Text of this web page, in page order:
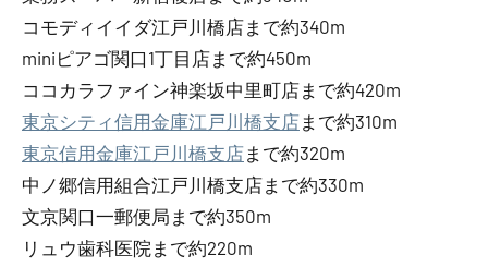
コモディイイダ江戸川橋店まで約340m
miniピアゴ関口1丁目店まで約450m
ココカラファイン神楽坂中里町店まで約420m
東京シティ信用金庫江戸川橋支店まで約310m
東京信用金庫江戸川橋支店まで約320m
中ノ郷信用組合江戸川橋支店まで約330m
文京関口一郵便局まで約350m
リュウ歯科医院まで約220m